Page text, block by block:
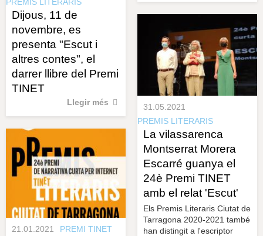
PREMIS LITERARIS
Dijous, 11 de
novembre, es
presenta "Escut i
altres contes", el
darrer llibre del Premi
TINET
Llegir més
31.05.2021
PREMIS LITERARIS
La vilassarenca
Montserrat Morera
Escarré guanya el
24è Premi TINET
amb el relat 'Escut'
Els Premis Literaris Ciutat de
Tarragona 2020-2021 també
han distingit a l'escriptor
21.01.2021 PREMI TINET